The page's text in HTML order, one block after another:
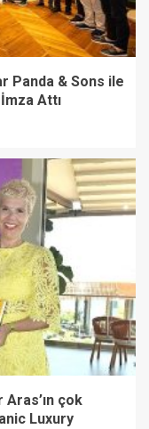
Panda & Sons ile
Attı
Aras’ın çok
Luxury